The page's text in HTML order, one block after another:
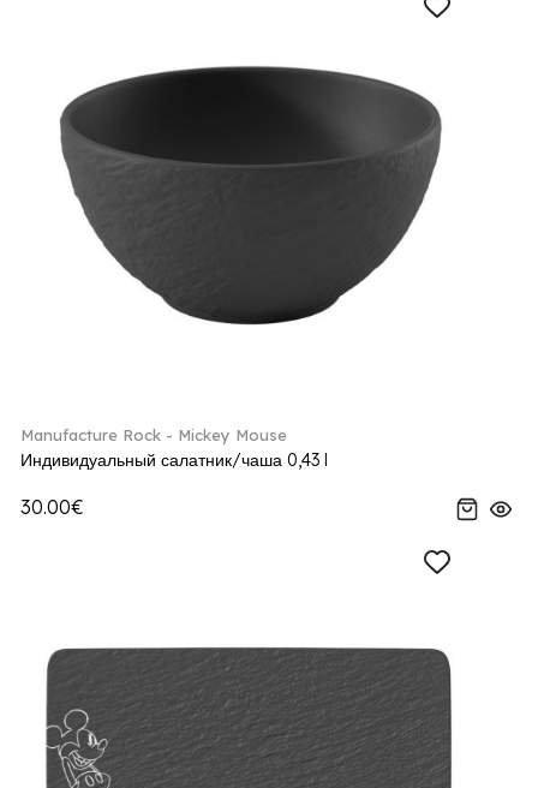
Manufacture Rock - Mickey Mouse
Индивидуальный салатник/чаша 0,43 l
30.00€